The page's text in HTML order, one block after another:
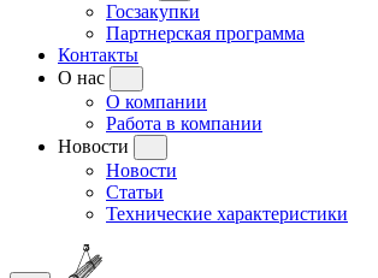
Госзакупки
Партнерская программа
Контакты
О нас
О компании
Работа в компании
Новости
Новости
Статьи
Технические характеристики